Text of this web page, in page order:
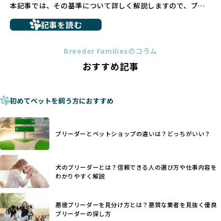
ん。
ペットショップを避けた方がいい理由の詳細はこちら
法令レベルの最低基準にとどまっていることが問題です。こ
ものに過ぎず、ワンちゃんの心身の福祉やブリーダーの責任
少なくなく、消費者にとって選択の判断が難しい現状があり
さらに、書類審査のみで掲載が許可されるサイトが多く、実
際の飼育環境やブリーダーの姿勢が見えにくい点も課題で
す。こうしたサイトでは、ブリーダーが記載する情報が主で
あり、実際の現場や日々のケアの状況がわからないため、営
利優先の「悪徳ブリーダー」が含まれるリスクが高まりま
す。
BreederFamiliesでは、ワンちゃんを大切にする「優良ブリ
ーダー」のみを紹介するために、法令を超えた独自の基準を
設け、ブリーダーの理念や飼育環境の厳格なチェックを行っ
ています。
本記事では、その基準について詳しく解説しますので、ブリ
に断尾（しっぽを切る）や断耳（耳を切る）が行われている
ことがあります。
これは痛みを伴う処置で、ワンちゃんの身体的な負担が大き
手段でもあるため、切断されることで他の犬や人間との意思
ヨーロッパ諸国ではこうした処置が禁止されている一方で、
日本ではいまだ行われる場合があります。
優良ブリーダーは動物福祉を優先し、ワンちゃんの自然な姿
を大切にするため断尾・断耳を行いません。
一方、営利優先ブリーダーでは「見た目が良く売れやすい」
ことを理由に断尾や断耳を行うことがあり、中には麻酔なし
で処置するケースも見受けられます。
「耳やしっぽを切らない」詳細はこちら
犬種ごとに異なる健康リスクや育て方のポイントを理解し、
記事を読む
Breeder Familiesのコラム
おすすめ記事
初めてペットを飼う方におすすめ
ブリーダーとペットショップの違いは？どっちがいい？
犬のブリーダーとは？信頼できる人の選び方や仕事内容を
わかりやすく解説
悪徳ブリーダーを見分け方とは？悪質な業者を見抜く優良
ブリーダーの探し方